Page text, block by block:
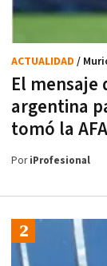
El mensaje
argentina
tomó la AFA
ACTUALIDAD /
PoriProfesional